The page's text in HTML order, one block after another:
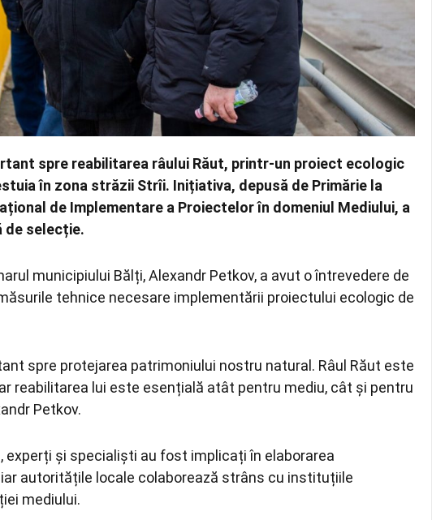
spre reabilitarea râului Răut, printr-un proiect ecologic
în zona străzii Strîi. Inițiativa, depusă de Primărie la
de Implementare a Proiectelor în domeniul Mediului, a
de selecție.
municipiului Bălți, Alexandr Petkov, a avut o întrevedere de
tehnice necesare implementării proiectului ecologic de
spre protejarea patrimoniului nostru natural. Râul Răut este
reabilitarea lui este esențială atât pentru mediu, cât și pentru
Petkov.
experți și specialiști au fost implicați în elaborarea
autoritățile locale colaborează strâns cu instituțiile
mediului.